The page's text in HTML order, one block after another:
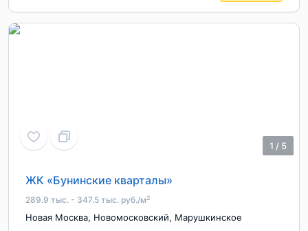
1 / 5
ЖК «Бунинские кварталы»
289.9 тыс. - 347.5 тыс. руб./м2
Новая Москва, Новомосковский, Марушкинское